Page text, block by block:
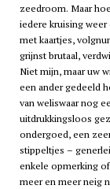
zeedroom. Maar
iedere kruising
met kaartjes,
grijnst brutaal,
Niet mijn, maar uw
een ander gedeeld
van weliswaar nog
uitdrukkingsloos
ondergoed, een
stippeltjes –
enkele opmerking
meer en meer neig